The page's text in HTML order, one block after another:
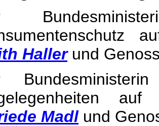
Haller und
Madl und